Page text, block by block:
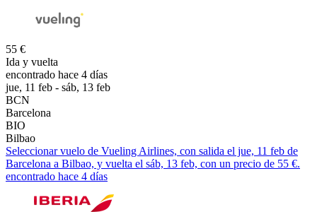
55 €
Ida y vuelta
encontrado hace 4 días
jue, 11 feb - sáb, 13 feb
BCN
Barcelona
BIO
Bilbao
Seleccionar vuelo de Vueling Airlines, con salida el jue, 11 feb de
Barcelona a Bilbao, y vuelta el sáb, 13 feb, con un precio de 55 €.
encontrado hace 4 días